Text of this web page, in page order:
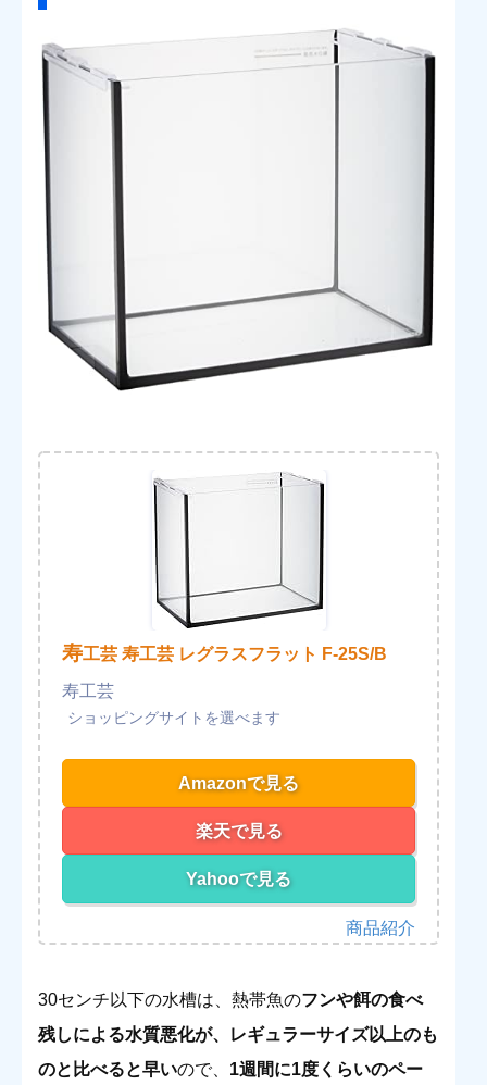
寿工芸 寿工芸 レグラスフラット F-25S/B
寿工芸
Amazonで見る
楽天で見る
Yahooで見る
30センチ以下の水槽は、熱帯魚のフンや餌の食べ
残しによる水質悪化が、レギュラーサイズ以上のも
のと比べると早いので、 1週間に1度くらいのペー